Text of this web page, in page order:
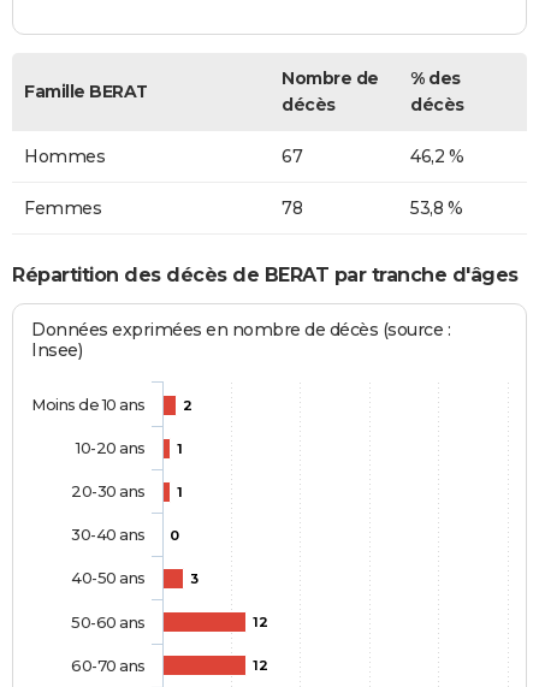
Famille BERAT
Nombre de
décès
% des
décès
Hommes 67 46,2 %
Femmes 78 53,8 %
Répartition des décès de BERAT par tranche d'âges
Données exprimées en nombre de décès (source :
Insee)
2
1
1
0
3
12
12
Moins de 10 ans
10-20 ans
20-30 ans
30-40 ans
40-50 ans
50-60 ans
60-70 ans